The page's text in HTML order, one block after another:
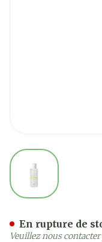
View larger
En rupture de
Veuillez nous